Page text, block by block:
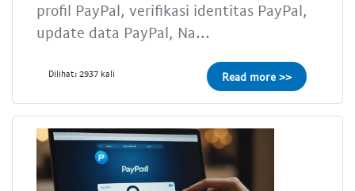
profil PayPal, verifikasi identitas PayPal,
update data PayPal, Na...
Dilihat: 2937 kali Read more >>